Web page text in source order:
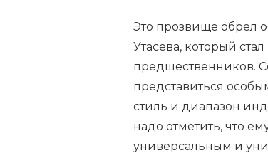
Это прозвище обрел
Утасева, который
предшественников.
представиться
стиль и диапазон
надо отметить, что
универсальным и